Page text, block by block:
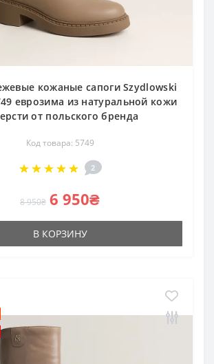
кожаные сапоги Szydlowski
еврозима из натуральной кожи
от польского бренда
Код товара: 5749
2
8 950₴ 6 950₴
В КОРЗИНУ